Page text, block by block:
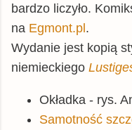
bardzo liczyło.
na Egmont.pl.
Wydanie jest kopią
niemieckiego
Okładka - rys.
Samotność